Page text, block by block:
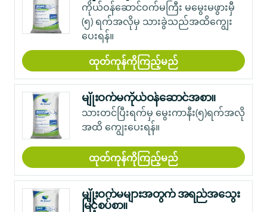
ကိုယ်ဝန်ဆောင်ဝက်မကြီး မမွေးမဖွားမှီ
(၅) ရက်အလိုမှ သားခွဲသည်အထိကျွေး
ပေးရန်။
ထုတ်ကုန်ကိုကြည့်မည်
မျိုးဝက်မကိုယ်ဝန်ဆောင်အစာ။
သားတင်ပြီးရက်မှ မွေးကာနီး(၅)ရက်အလို
အထိ ကျွေးပေးရန်။
ထုတ်ကုန်ကိုကြည့်မည်
မျိုးဝက်မများအတွက် အရည်အသွေး
မြင့်စပ်စာ။